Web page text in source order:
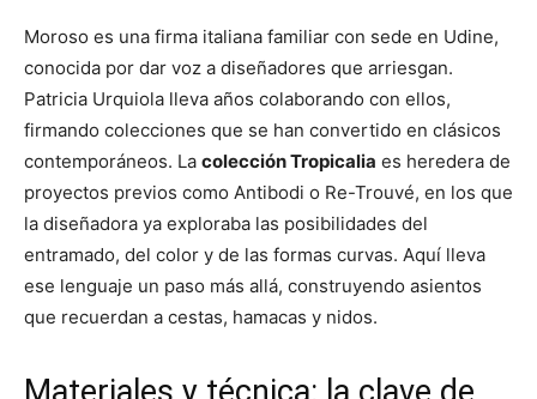
Moroso es una firma italiana familiar con sede en Udine,
conocida por dar voz a diseñadores que arriesgan.
Patricia Urquiola lleva años colaborando con ellos,
firmando colecciones que se han convertido en clásicos
contemporáneos. La colección Tropicalia es heredera de
proyectos previos como Antibodi o Re-Trouvé, en los que
la diseñadora ya exploraba las posibilidades del
entramado, del color y de las formas curvas. Aquí lleva
ese lenguaje un paso más allá, construyendo asientos
que recuerdan a cestas, hamacas y nidos.